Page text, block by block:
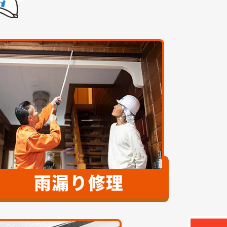
雨漏り修理